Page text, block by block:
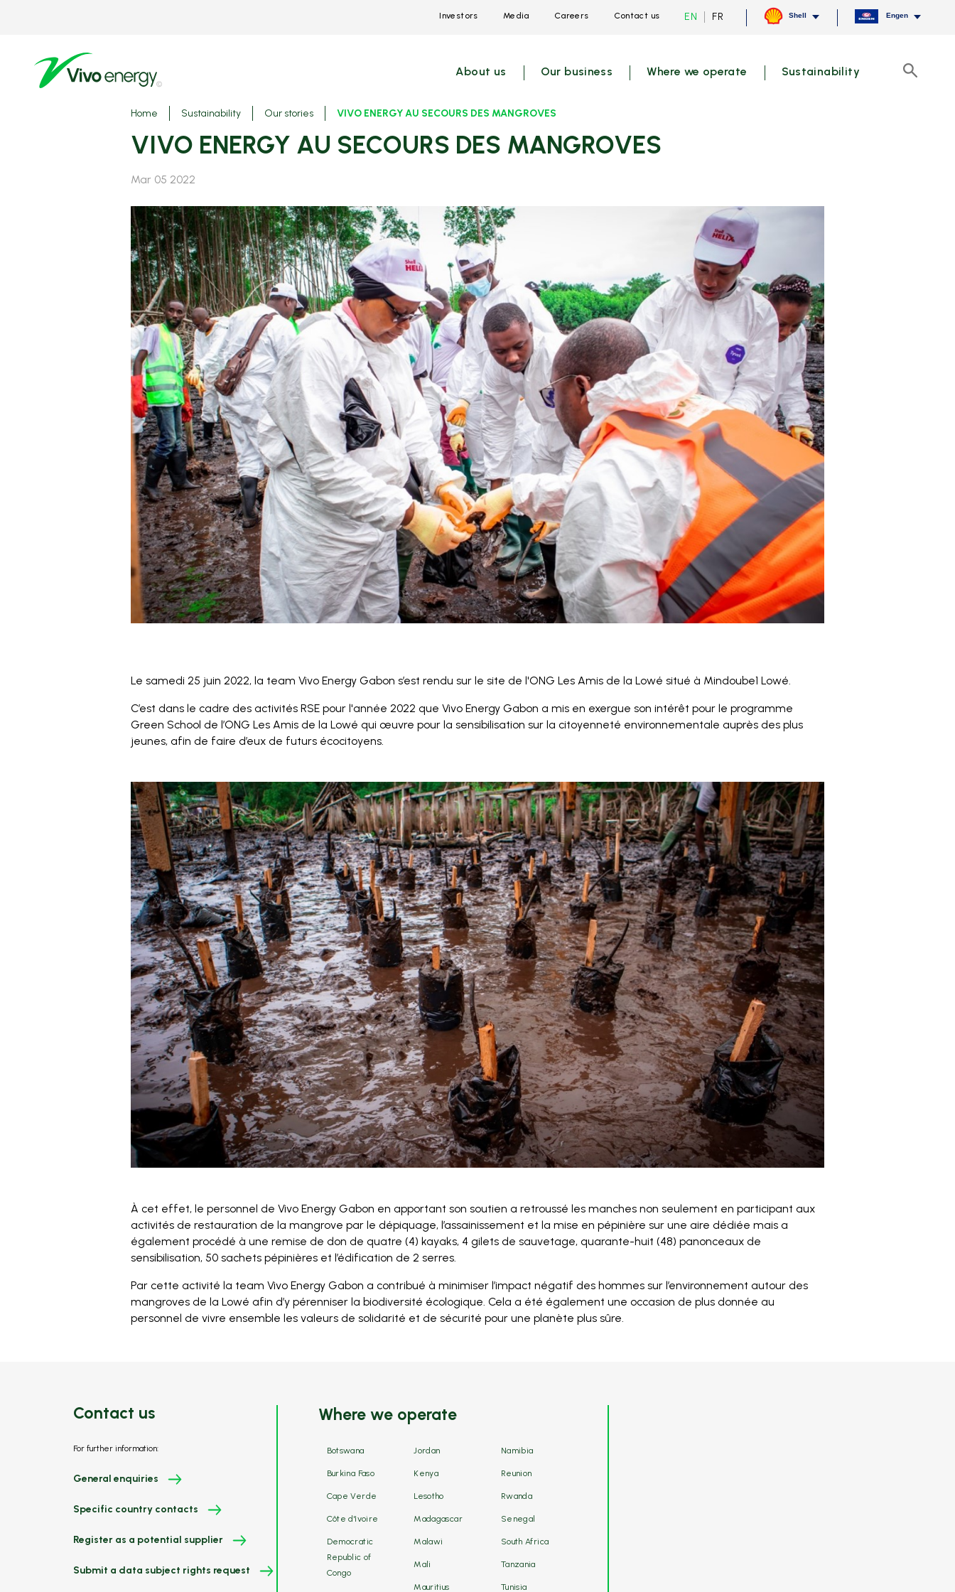
Investors Media Careers Contact us EN Current
switch
FR Shell Engen
About us Our business Where we operate Sustainability Search
Breadcrumbs
Home Sustainability Our stories VIVO ENERGY AU SECOURS DES MANGROVES
VIVO ENERGY AU SECOURS DES MANGROVES
Mar 05 2022
Le samedi 25 juin 2022, la team Vivo Energy Gabon s’est rendu sur le site de l'ONG Les Amis de la Lowé situé à Mindoube1 Lowé.
C’est dans le cadre des activités RSE pour l'année 2022 que Vivo Energy Gabon a mis en exergue son intérêt pour le programme
Green School de l’ONG Les Amis de la Lowé qui œuvre pour la sensibilisation sur la citoyenneté environnementale auprès des plus
jeunes, afin de faire d’eux de futurs écocitoyens.
À cet effet, le personnel de Vivo Energy Gabon en apportant son soutien a retroussé les manches non seulement en participant aux
activités de restauration de la mangrove par le dépiquage, l’assainissement et la mise en pépinière sur une aire dédiée mais a
également procédé à une remise de don de quatre (4) kayaks, 4 gilets de sauvetage, quarante-huit (48) panonceaux de
sensibilisation, 50 sachets pépinières et l’édification de 2 serres.
Par cette activité la team Vivo Energy Gabon a contribué à minimiser l’impact négatif des hommes sur l’environnement autour des
mangroves de la Lowé afin d’y pérenniser la biodiversité écologique. Cela a été également une occasion de plus donnée au
personnel de vivre ensemble les valeurs de solidarité et de sécurité pour une planète plus sûre.
Contact us
For further information:
General enquiries
Specific country contacts
Register as a potential supplier
Submit a data subject rights request
Where we operate
Botswana
Burkina Faso
Cape Verde
Côte d'Ivoire
Democratic
Republic of
Congo
Jordan
Kenya
Lesotho
Madagascar
Malawi
Mali
Mauritius
Namibia
Reunion
Rwanda
Senegal
South Africa
Tanzania
Tunisia